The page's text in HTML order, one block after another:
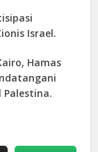
Israel.
Hamas
Palestina.